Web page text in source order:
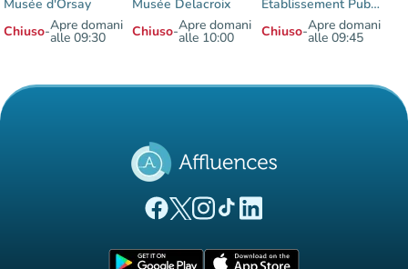
Musée d'Orsay
Chiuso-Apre domani
alle 09:30
Musée Delacroix
Chiuso-Apre domani
alle 10:00
Établissement Public du musée Rodin
Chiuso-Apre domani
alle 09:45
(nuova scheda)
(nuova scheda)
(nuova scheda)
(nuova scheda)
(nuova scheda)